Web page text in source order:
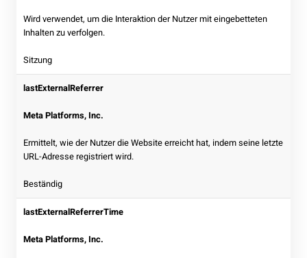
Wird verwendet, um die Interaktion der Nutzer mit eingebetteten
Inhalten zu verfolgen.
Sitzung
lastExternalReferrer
Meta Platforms, Inc.
Ermittelt, wie der Nutzer die Website erreicht hat, indem seine letzte
URL-Adresse registriert wird.
Beständig
lastExternalReferrerTime
Meta Platforms, Inc.